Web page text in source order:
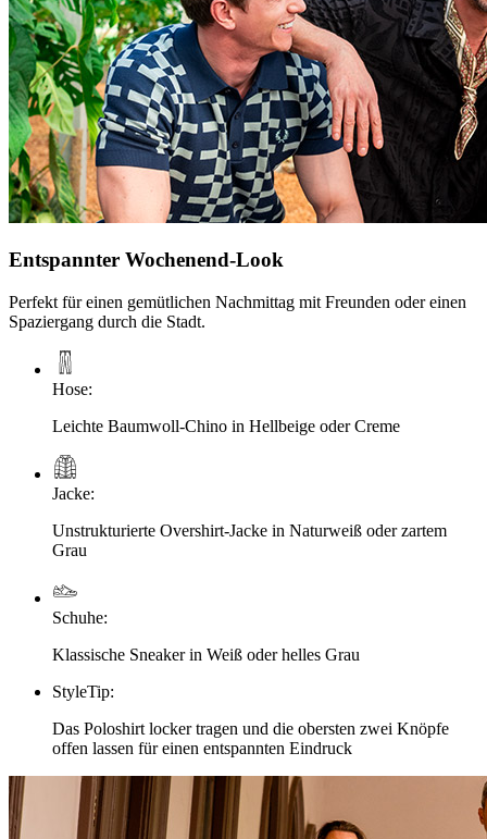
Entspannter Wochenend-Look
Perfekt für einen gemütlichen Nachmittag mit Freunden oder einen
Spaziergang durch die Stadt.
Hose:
Leichte Baumwoll-Chino in Hellbeige oder Creme
Jacke:
Unstrukturierte Overshirt-Jacke in Naturweiß oder zartem
Grau
Schuhe:
Klassische Sneaker in Weiß oder helles Grau
StyleTip:
Das Poloshirt locker tragen und die obersten zwei Knöpfe
offen lassen für einen entspannten Eindruck